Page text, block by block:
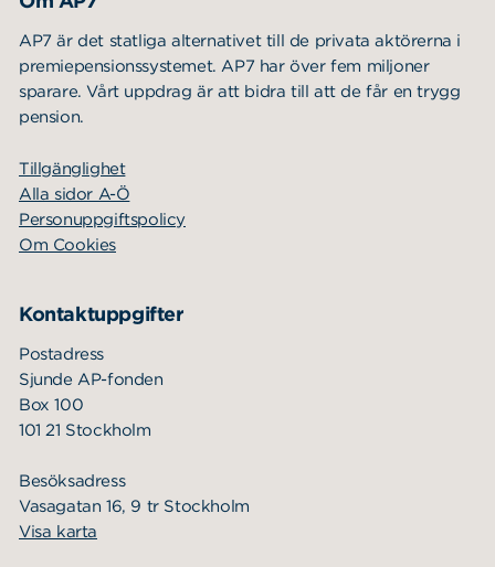
AP7 är det statliga alternativet till de privata aktörerna i
premiepensionssystemet. AP7 har över fem miljoner
sparare. Vårt uppdrag är att bidra till att de får en trygg
pension.
Tillgänglighet
Alla sidor A-Ö
Personuppgiftspolicy
Om Cookies
Kontaktuppgifter
Postadress
Sjunde AP-fonden
Box 100
101 21 Stockholm
Besöksadress
Vasagatan 16, 9 tr Stockholm
Visa karta